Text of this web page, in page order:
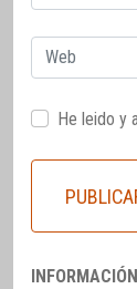
electrónico
Web
He leido y